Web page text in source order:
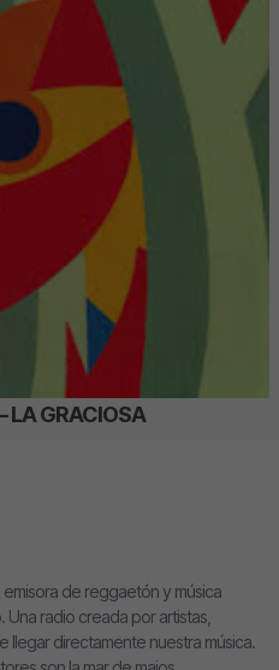
LA GRACIOSA
emisora de reggaetón y música
radio creada por artistas,
directamente nuestra música.